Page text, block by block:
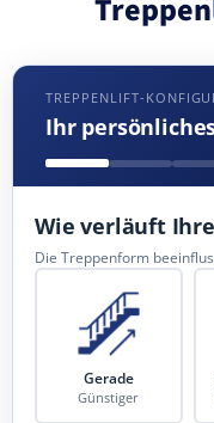
TREPPENLIFT-
Ihr
Wie verläuft
Die Treppenform
Gerade
Günstiger